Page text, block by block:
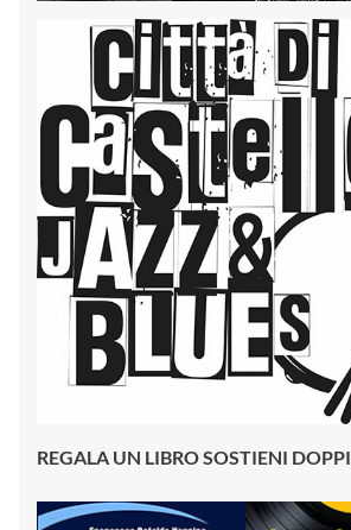
REGALA UN LIBRO SOSTIENI